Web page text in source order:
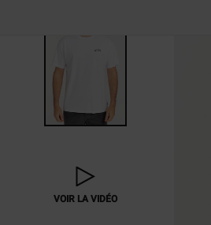
VOIR LA VIDÉO